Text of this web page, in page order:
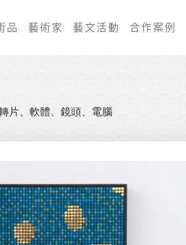
品 藝術家 藝文活動 合作案例
片、軟體、鏡頭、電腦